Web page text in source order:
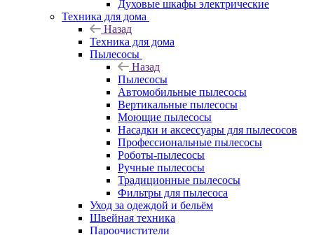
Духовые шкафы электрические
Техника для дома
Назад
Техника для дома
Пылесосы
Назад
Пылесосы
Автомобильные пылесосы
Вертикальные пылесосы
Моющие пылесосы
Насадки и аксессуары для пылесосов
Профессиональные пылесосы
Роботы-пылесосы
Ручные пылесосы
Традиционные пылесосы
Фильтры для пылесоса
Уход за одеждой и бельём
Швейная техника
Пароочистители